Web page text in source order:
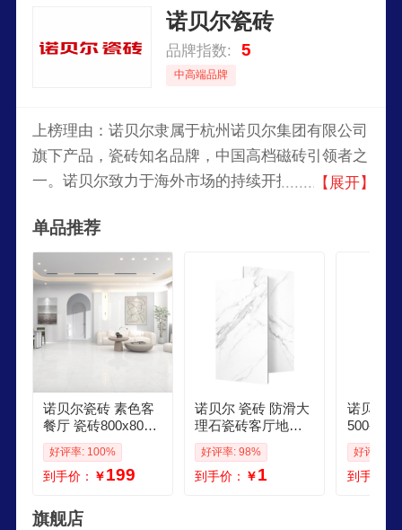
诺贝尔瓷砖
品牌指数: 5
中高端品牌
上榜理由：诺贝尔隶属于杭州诺贝尔集团有限公司
旗下产品，瓷砖知名品牌，中国高档磁砖引领者之
一。诺贝尔致力于海外市场的持续开拓，已为世界
东亚、东南亚、南亚、中东、欧洲、澳洲、美洲及
非洲地区。
【展开】
单品推荐
诺贝尔瓷砖 素色客
餐厅 瓷砖800x800
现代简约地板砖 防
滑地砖 贝利白
好评率: 100%
到手价： ￥199
诺贝尔 瓷砖 防滑大
理石瓷砖客厅地砖
现代简约耐磨地板
砖门店款非实物 意
大利冰白6001200咨
好评率: 98%
到手价： ￥1
诺贝尔
500瓷砖
地板砖
滑地砖
金预约
好评率:
到手价：
旗舰店